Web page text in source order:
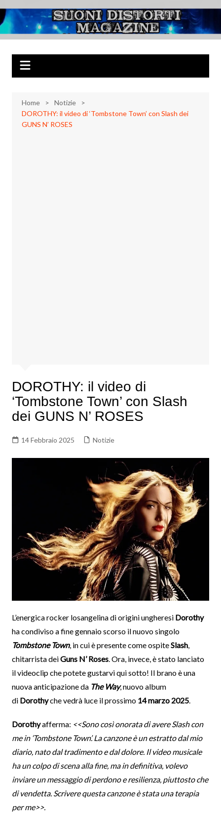
al
contenuto
Suoni Distorti
Magazine
Musica Rock, Metal, Punk e varie sonorità alternative
Home
Notizie
DOROTHY: il video di ‘Tombstone Town’ con Slash dei
GUNS N’ ROSES
DOROTHY: il video di
‘Tombstone Town’ con Slash
dei GUNS N’ ROSES
14 Febbraio 2025 Notizie
L’energica rocker losangelina di origini ungheresi Dorothy
ha condiviso a fine gennaio scorso il nuovo singolo
Tombstone Town, in cui è presente come ospiteSlash,
chitarrista deiGuns N’ Roses. Ora, invece, è stato lanciato
il videoclip che potete gustarvi qui sotto! Il brano è una
nuova anticipazione da The Way, nuovo album
di Dorothyche vedrà luce il prossimo 14 marzo 2025.
Dorothyafferma: <<Sono così onorata di avere Slash con
me in ‘Tombstone Town’. La canzone è un estratto dal mio
diario, nato dal tradimento e dal dolore. Il video musicale
ha un colpo di scena alla fine, ma in definitiva, volevo
inviare un messaggio di perdono e resilienza, piuttosto che
di vendetta. Scrivere questa canzone è stata una terapia
per me>>.